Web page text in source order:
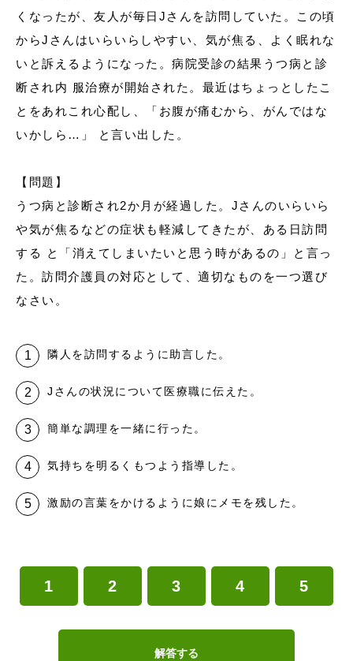
くなったが、友人が毎日Jさんを訪問していた。この頃
からJさんはいらいらしやすい、気が焦る、よく眠れな
いと訴えるようになった。病院受診の結果うつ病と診
断され内 服治療が開始された。最近はちょっとしたこ
とをあれこれ心配し、「お腹が痛むから、がんではな
いかしら…」 と言い出した。
【問題】
うつ病と診断され2か月が経過した。Jさんのいらいら
や気が焦るなどの症状も軽減してきたが、ある日訪問
する と「消えてしまいたいと思う時があるの」と言っ
た。訪問介護員の対応として、適切なものを一つ選び
なさい。
隣人を訪問するように助言した。
Jさんの状況について医療職に伝えた。
簡単な調理を一緒に行った。
気持ちを明るくもつよう指導した。
激励の言葉をかけるように娘にメモを残した。
1 2 3 4 5
解答する